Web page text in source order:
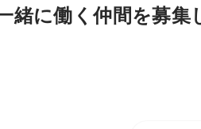
緒に働く仲間を募集